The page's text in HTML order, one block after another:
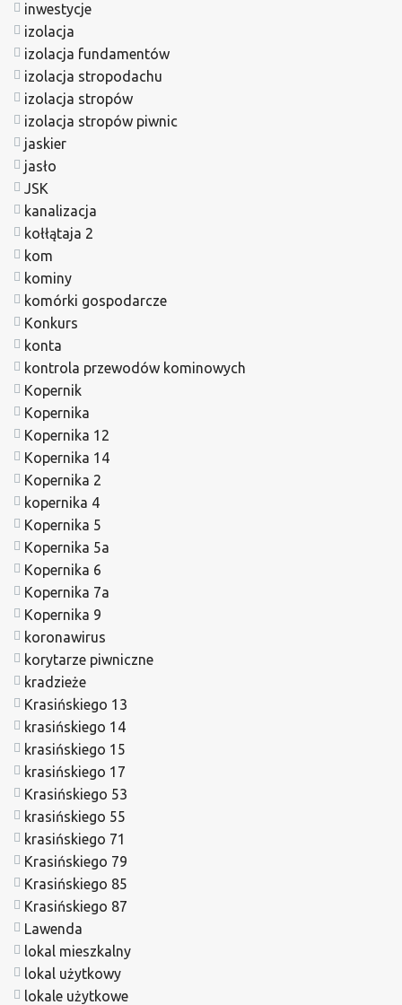
inwestycje
izolacja
izolacja fundamentów
izolacja stropodachu
izolacja stropów
izolacja stropów piwnic
jaskier
jasło
JSK
kanalizacja
kołłątaja 2
kom
kominy
komórki gospodarcze
Konkurs
konta
kontrola przewodów kominowych
Kopernik
Kopernika
Kopernika 12
Kopernika 14
Kopernika 2
kopernika 4
Kopernika 5
Kopernika 5a
Kopernika 6
Kopernika 7a
Kopernika 9
koronawirus
korytarze piwniczne
kradzieże
Krasińskiego 13
krasińskiego 14
krasińskiego 15
krasińskiego 17
Krasińskiego 53
krasińskiego 55
krasińskiego 71
Krasińskiego 79
Krasińskiego 85
Krasińskiego 87
Lawenda
lokal mieszkalny
lokal użytkowy
lokale użytkowe